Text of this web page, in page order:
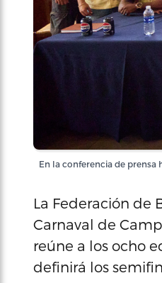
En la conferencia de
La Federación de
Carnaval de
reúne a los ocho
definirá los